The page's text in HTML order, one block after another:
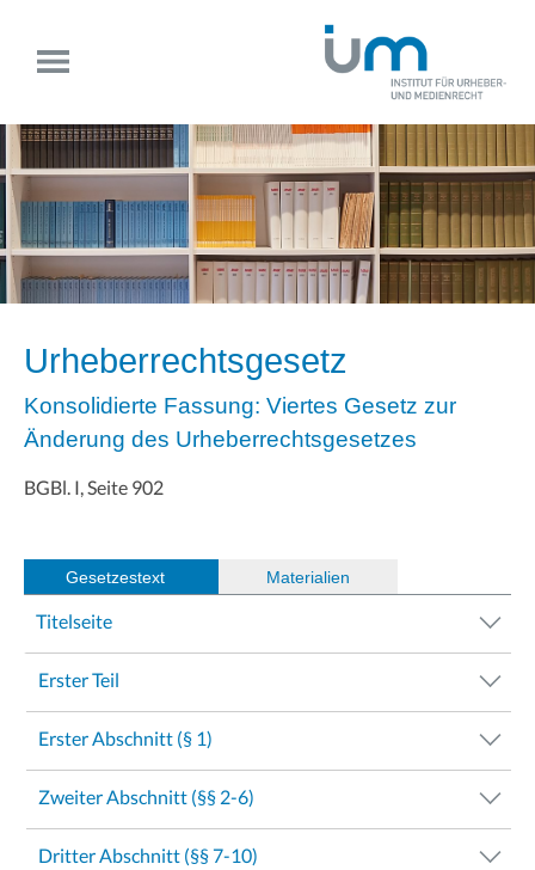
Urheberrechtsgesetz
Konsolidierte Fassung: Viertes Gesetz zur
Änderung des Urheberrechtsgesetzes
BGBl. I, Seite 902
Gesetzestext Materialien
Titelseite
Erster Teil
Erster Abschnitt (§ 1)
Zweiter Abschnitt (§§ 2-6)
Dritter Abschnitt (§§ 7-10)